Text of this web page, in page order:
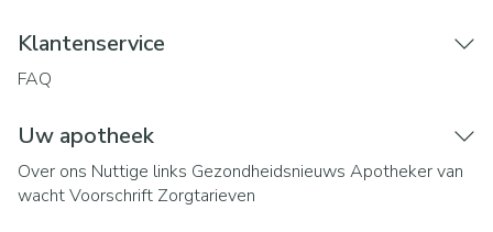
Klantenservice
FAQ
Uw apotheek
Over ons Nuttige links Gezondheidsnieuws Apotheker van
wachtVoorschrift Zorgtarieven